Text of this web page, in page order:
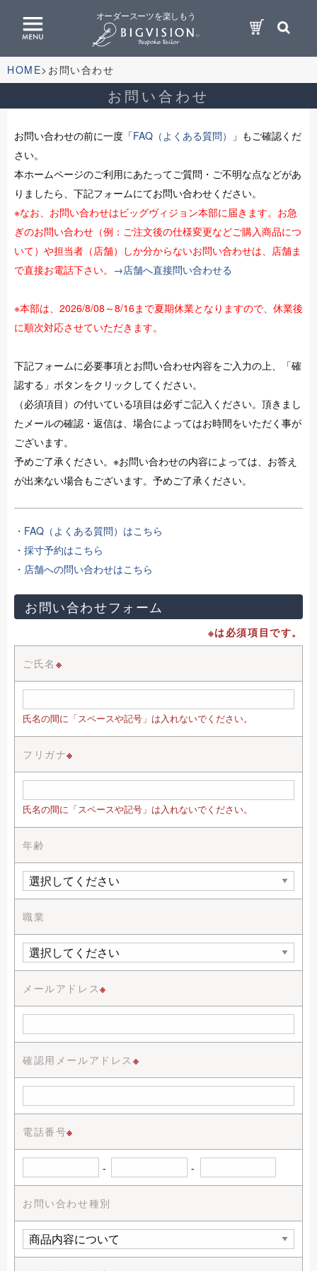
オーダースーツを楽しもう
HOME お問い合わせ
お問い合わせ
お問い合わせの前に一度「FAQ（よくある質問）
」もご確認くだ
さい。
本ホームページのご利用にあたってご質問・ご不明な点などがあ
りましたら、下記フォームにてお問い合わせください。
※なお、お問い合わせはビッグヴィジョン本部に届きます。お急
ぎのお問い合わせ（例：ご注文後の仕様変更などご購入商品につ
いて）や担当者（店舗）しか分からないお問い合わせは、店舗ま
で直接お電話下さい。 →店舗へ直接問い合わせる
※本部は、2026/8/08～8/16まで夏期休業となりますので、休業後
に順次対応させていただきます。
下記フォームに必要事項とお問い合わせ内容をご入力の上、「確
認する」ボタンをクリックしてください。
（必須項目）の付いている項目は必ずご記入ください。頂きまし
たメールの確認・返信は、場合によってはお時間をいただく事が
ございます。
予めご了承ください。※お問い合わせの内容によっては、お答え
が出来ない場合もございます。予めご了承ください。
・FAQ（よくある質問）はこちら
・採寸予約はこちら
・店舗への問い合わせはこちら
お問い合わせフォーム
※は必須項目です。
ご氏名 ※
氏名の間に「スペースや記号」は入れないでください。
フリガナ※
氏名の間に「スペースや記号」は入れないでください。
年齢
職業
メールアドレス※
確認用メールアドレス ※
電話番号※
- -
お問い合わせ種別